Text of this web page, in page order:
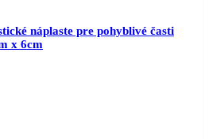
náplaste pre pohyblivé časti
x 6cm